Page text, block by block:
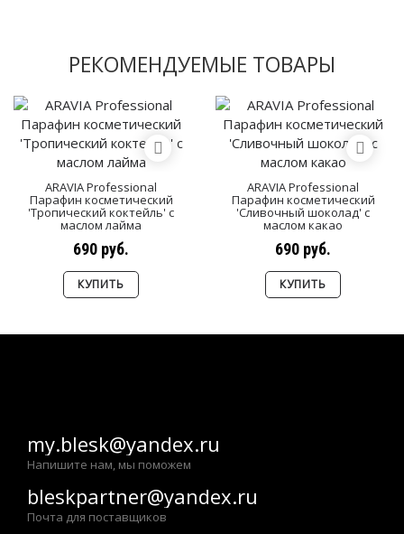
РЕКОМЕНДУЕМЫЕ ТОВАРЫ
ARAVIA Professional
Парафин косметический
'Тропический коктейль' с
маслом лайма
690 руб.
КУПИТЬ
ARAVIA Professional
Парафин косметический
'Сливочный шоколад' с
маслом какао
690 руб.
КУПИТЬ
my.blesk@yandex.ru
Напишите нам, мы поможем
bleskpartner@yandex.ru
Почта для поставщиков